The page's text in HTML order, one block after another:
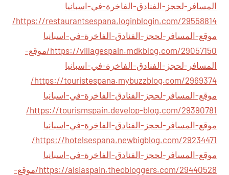
المسافر-لحجز-الفنادق-الفاخرة-في-اسبانيا
https://restaurantsespana.loginblogin.com/29558814/
موقع-المسافر-لحجز-الفنادق-الفاخرة-في-اسبانيا
https://villagespain.mdkblog.com/29057150/موقع-
المسافر-لحجز-الفنادق-الفاخرة-في-اسبانيا
https://touristespana.mybuzzblog.com/2969374/
موقع-المسافر-لحجز-الفنادق-الفاخرة-في-اسبانيا
https://tourismspain.develop-blog.com/29390781/
موقع-المسافر-لحجز-الفنادق-الفاخرة-في-اسبانيا
https://hotelsespana.newbigblog.com/29234471/
موقع-المسافر-لحجز-الفنادق-الفاخرة-في-اسبانيا
https://alsiaspain.theobloggers.com/29440528/موقع-